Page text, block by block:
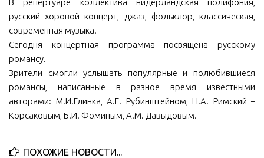
МБУ Парк культуры и отдыха им. И.В. Коротеева
ДК «Россия»
Афиша
Независимая оценка качества
Контакты
русский хоровой концерт, джаз, фольклор, классическая,
современная музыка.
Сегодня концертная программа посвящена русскому
романсу.
Зрители смогли услышать популярные и полюбившиеся
романсы, написанные в разное время известными
авторами: М.И.Глинка, А.Г. Рубинштейном, Н.А. Римский –
Корсаковым, Б.И. Фоминым, А.М. Давыдовым.
ПОХОЖИЕ НОВОСТИ...